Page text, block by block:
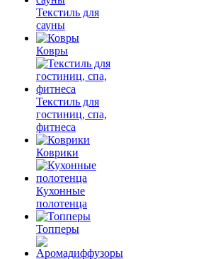
Текстиль для
сауны
Ковры
Текстиль для
гостиниц, спа,
фитнеса
Коврики
Кухонные
полотенца
Топперы